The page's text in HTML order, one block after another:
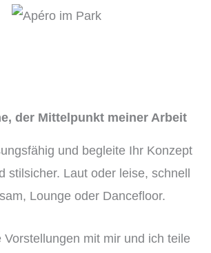
der Mittelpunkt meiner Arbeit
und begleite Ihr Konzept
stilsicher. Laut oder leise, schnell
Lounge oder Dancefloor.
Vorstellungen mit mir und ich teile